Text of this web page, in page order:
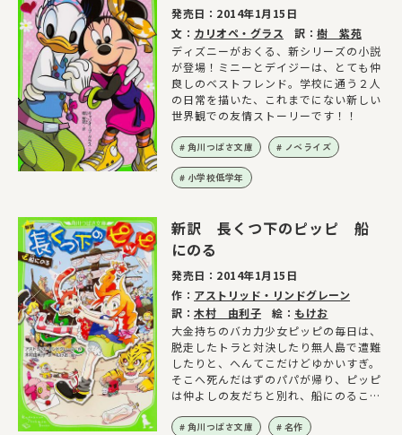
発売日： 2014年1月15日
文： カリオペ・グラス 訳：樹 紫苑
ディズニーがおくる、新シリーズの小説
が登場！ミニーとデイジーは、とても仲
良しのベストフレンド。学校に通う２人
の日常を描いた、これまでにない新しい
世界観での友情ストーリーです！！
角川つばさ文庫 ノベライズ
小学校低学年
新訳 長くつ下のピッピ 船
にのる
発売日： 2014年1月15日
作： アストリッド・リンドグレーン
訳：木村 由利子 絵： もけお
大金持ちのバカ力少女ピッピの毎日は、
脱走したトラと対決したり無人島で遭難
したりと、へんてこだけどゆかいすぎ。
そこへ死んだはずのパパが帰り、ピッピ
は仲よしの友だちと別れ、船にのること
角川つばさ文庫 名作